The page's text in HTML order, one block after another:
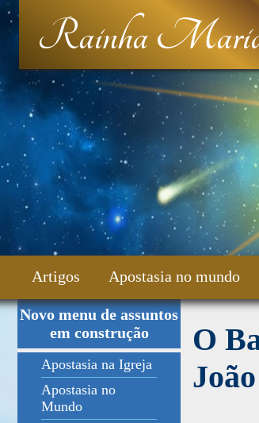
Rainha
Artigos Apostasia no mundo
Fale Conosco
Novo menu de assuntos
em construção
Apostasia na Igreja
Apostasia no
Mundo
O